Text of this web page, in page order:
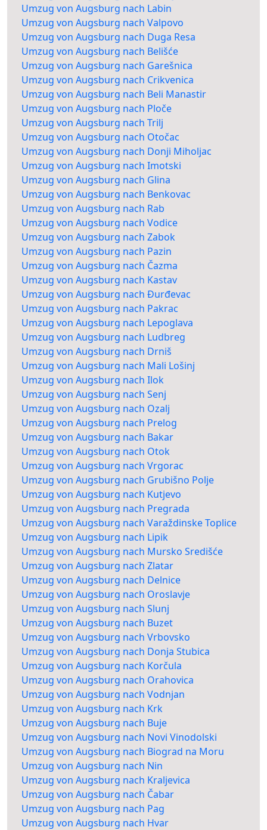
Umzug von Augsburg nach Labin
Umzug von Augsburg nach Valpovo
Umzug von Augsburg nach Duga Resa
Umzug von Augsburg nach Belišće
Umzug von Augsburg nach Garešnica
Umzug von Augsburg nach Crikvenica
Umzug von Augsburg nach Beli Manastir
Umzug von Augsburg nach Ploče
Umzug von Augsburg nach Trilj
Umzug von Augsburg nach Otočac
Umzug von Augsburg nach Donji Miholjac
Umzug von Augsburg nach Imotski
Umzug von Augsburg nach Glina
Umzug von Augsburg nach Benkovac
Umzug von Augsburg nach Rab
Umzug von Augsburg nach Vodice
Umzug von Augsburg nach Zabok
Umzug von Augsburg nach Pazin
Umzug von Augsburg nach Čazma
Umzug von Augsburg nach Kastav
Umzug von Augsburg nach Đurđevac
Umzug von Augsburg nach Pakrac
Umzug von Augsburg nach Lepoglava
Umzug von Augsburg nach Ludbreg
Umzug von Augsburg nach Drniš
Umzug von Augsburg nach Mali Lošinj
Umzug von Augsburg nach Ilok
Umzug von Augsburg nach Senj
Umzug von Augsburg nach Ozalj
Umzug von Augsburg nach Prelog
Umzug von Augsburg nach Bakar
Umzug von Augsburg nach Otok
Umzug von Augsburg nach Vrgorac
Umzug von Augsburg nach Grubišno Polje
Umzug von Augsburg nach Kutjevo
Umzug von Augsburg nach Pregrada
Umzug von Augsburg nach Varaždinske Toplice
Umzug von Augsburg nach Lipik
Umzug von Augsburg nach Mursko Središće
Umzug von Augsburg nach Zlatar
Umzug von Augsburg nach Delnice
Umzug von Augsburg nach Oroslavje
Umzug von Augsburg nach Slunj
Umzug von Augsburg nach Buzet
Umzug von Augsburg nach Vrbovsko
Umzug von Augsburg nach Donja Stubica
Umzug von Augsburg nach Korčula
Umzug von Augsburg nach Orahovica
Umzug von Augsburg nach Vodnjan
Umzug von Augsburg nach Krk
Umzug von Augsburg nach Buje
Umzug von Augsburg nach Novi Vinodolski
Umzug von Augsburg nach Biograd na Moru
Umzug von Augsburg nach Nin
Umzug von Augsburg nach Kraljevica
Umzug von Augsburg nach Čabar
Umzug von Augsburg nach Pag
Umzug von Augsburg nach Hvar